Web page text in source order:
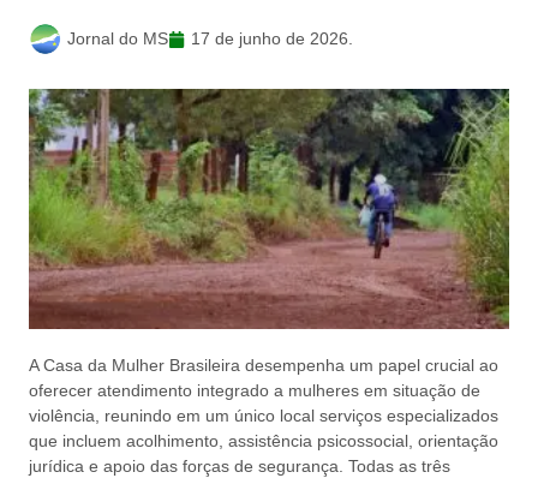
Jornal do MS 17 de junho de 2026.
A Casa da Mulher Brasileira desempenha um papel crucial ao
oferecer atendimento integrado a mulheres em situação de
violência, reunindo em um único local serviços especializados
que incluem acolhimento, assistência psicossocial, orientação
jurídica e apoio das forças de segurança. Todas as três